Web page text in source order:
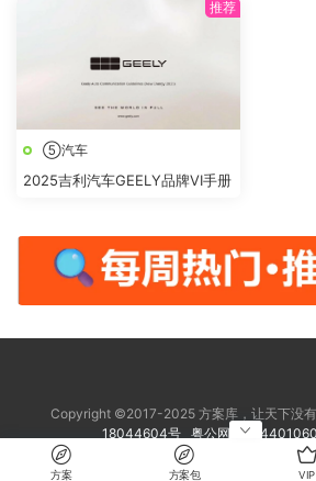
⑤汽车
2025吉利汽车GEELY品牌VI手册
Copyright ©2017-2025 方案库，让天下没
18044604号 粤公网安备
方案 方案包 VIP